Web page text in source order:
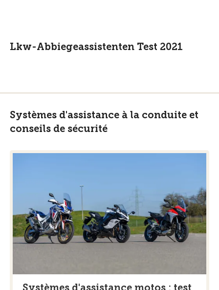
Lkw-Abbiegeassistenten Test 2021
Systèmes d'assistance à la conduite et
conseils de sécurité